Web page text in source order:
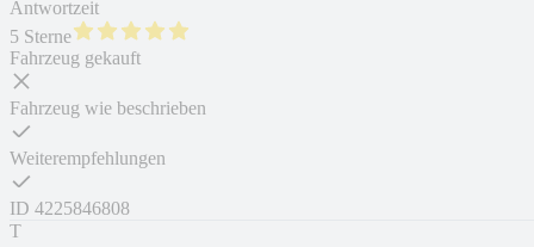
Antwortzeit
5 Sterne
Fahrzeug gekauft
Fahrzeug wie beschrieben
Weiterempfehlungen
ID 4225846808
T